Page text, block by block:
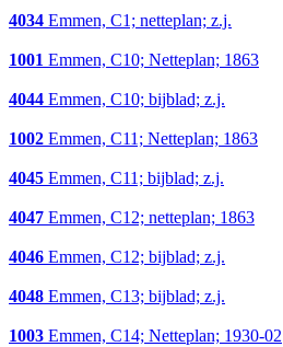
4034 Emmen, C1; netteplan; z.j.
1001 Emmen, C10; Netteplan; 1863
4044 Emmen, C10; bijblad; z.j.
1002 Emmen, C11; Netteplan; 1863
4045 Emmen, C11; bijblad; z.j.
4047 Emmen, C12; netteplan; 1863
4046 Emmen, C12; bijblad; z.j.
4048 Emmen, C13; bijblad; z.j.
1003 Emmen, C14; Netteplan; 1930-02